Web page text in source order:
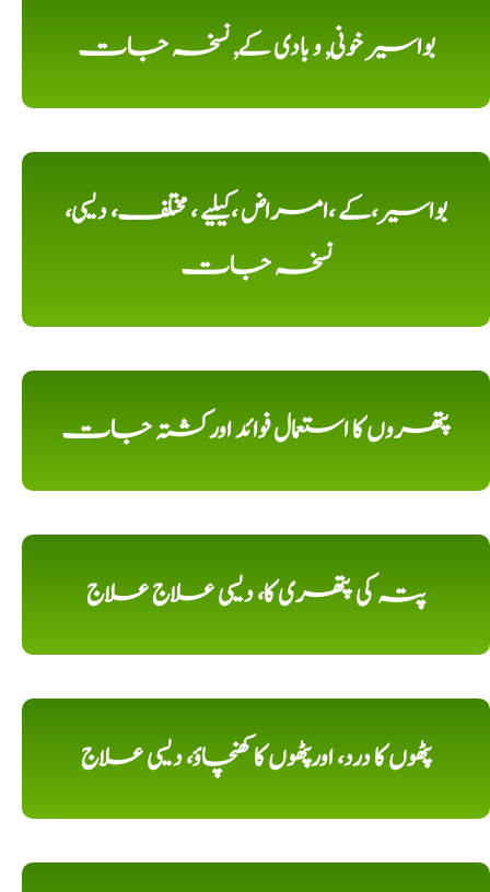
بواسیر خونی, و بادی کے, نسخہ جات
بواسیر،کے ،امراض ،کیلیے ، مختلف، دیسی،
نسخہ جات
پتھروں کا استعمال فوائد اورکشتہ جات
پتہ کی پتھری کا، دیسی علاج علاج
پٹھوں کا درد، اورپٹھوں کا کھنچاؤ، دیسی علاج